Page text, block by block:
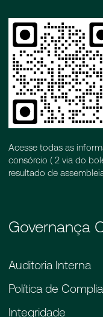
Acesse todas as
consórcio ( 2 via do
resultado de
Governança
Auditoria Interna
Política de
Integridade